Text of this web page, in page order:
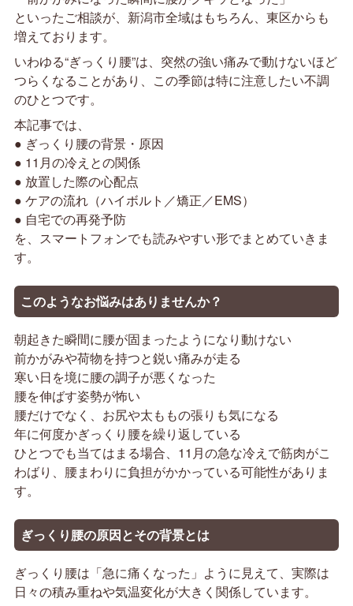
といったご相談が、新潟市全域はもちろん、東区からも
増えております。
いわゆる“ぎっくり腰”は、突然の強い痛みで動けないほど
つらくなることがあり、この季節は特に注意したい不調
のひとつです。
本記事では、
● ぎっくり腰の背景・原因
● 11月の冷えとの関係
● 放置した際の心配点
● ケアの流れ（ハイボルト／矯正／EMS）
● 自宅での再発予防
を、スマートフォンでも読みやすい形でまとめていきま
す。
このようなお悩みはありませんか？
朝起きた瞬間に腰が固まったようになり動けない
前かがみや荷物を持つと鋭い痛みが走る
寒い日を境に腰の調子が悪くなった
腰を伸ばす姿勢が怖い
腰だけでなく、お尻や太ももの張りも気になる
年に何度かぎっくり腰を繰り返している
ひとつでも当てはまる場合、11月の急な冷えで筋肉がこ
わばり、腰まわりに負担がかかっている可能性がありま
す。
ぎっくり腰の原因とその背景とは
ぎっくり腰は「急に痛くなった」ように見えて、実際は
日々の積み重ねや気温変化が大きく関係しています。